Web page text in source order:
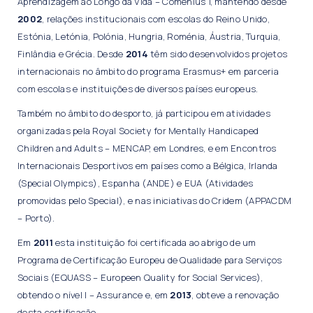
2002, relações institucionais com escolas do Reino Unido,
Estónia, Letónia, Polónia, Hungria, Roménia, Áustria, Turquia,
Finlândia e Grécia. Desde 2014 têm sido desenvolvidos projetos
internacionais no âmbito do programa Erasmus+ em parceria
com escolas e instituições de diversos países europeus.
Também no âmbito do desporto, já participou em atividades
organizadas pela Royal Society for Mentally Handicaped
Children and Adults – MENCAP, em Londres, e em Encontros
Internacionais Desportivos em países como a Bélgica, Irlanda
(Special Olympics), Espanha (ANDE) e EUA (Atividades
promovidas pelo Special), e nas iniciativas do Cridem (APPACDM
– Porto).
Em 2011 esta instituição foi certificada ao abrigo de um
Programa de Certificação Europeu de Qualidade para Serviços
Sociais (EQUASS – Europeen Quality for Social Services),
obtendo o nível I – Assurance e, em 2013, obteve a renovação